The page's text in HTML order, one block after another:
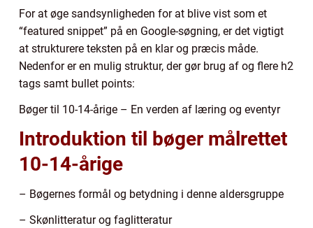
For at øge sandsynligheden for at blive vist som et
“featured snippet” på en Google-søgning, er det vigtigt
at strukturere teksten på en klar og præcis måde.
Nedenfor er en mulig struktur, der gør brug af og flere h2
tags samt bullet points:
Bøger til 10-14-årige – En verden af læring og eventyr
Introduktion til bøger målrettet
10-14-årige
– Bøgernes formål og betydning i denne aldersgruppe
– Skønlitteratur og faglitteratur